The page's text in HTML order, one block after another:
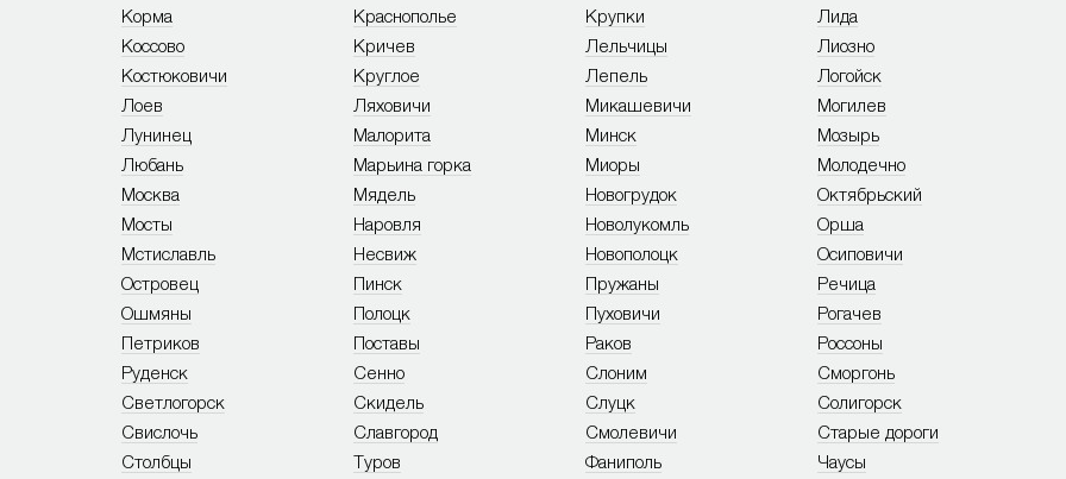
Корма
Коссово
Костюковичи
Краснополье
Кричев
Круглое
Крупки
Лельчицы
Лепель
Лида
Лиозно
Логойск
Лоев
Лунинец
Любань
Ляховичи
Малорита
Марьина горка
Микашевичи
Минск
Миоры
Могилев
Мозырь
Молодечно
Москва
Мосты
Мстиславль
Мядель
Наровля
Несвиж
Новогрудок
Новолукомль
Новополоцк
Октябрьский
Орша
Осиповичи
Островец
Ошмяны
Петриков
Пинск
Полоцк
Поставы
Пружаны
Пуховичи
Раков
Речица
Рогачев
Россоны
Руденск
Светлогорск
Свислочь
Сенно
Скидель
Славгород
Слоним
Слуцк
Смолевичи
Сморгонь
Солигорск
Старые дороги
Столбцы
Туров
Фаниполь
Чаусы